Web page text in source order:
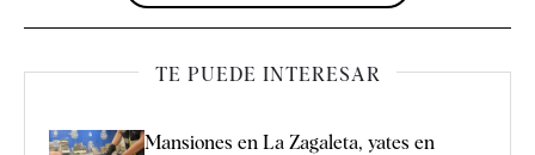
TE PUEDE INTERESAR
Mansiones en La Zagaleta, yates en